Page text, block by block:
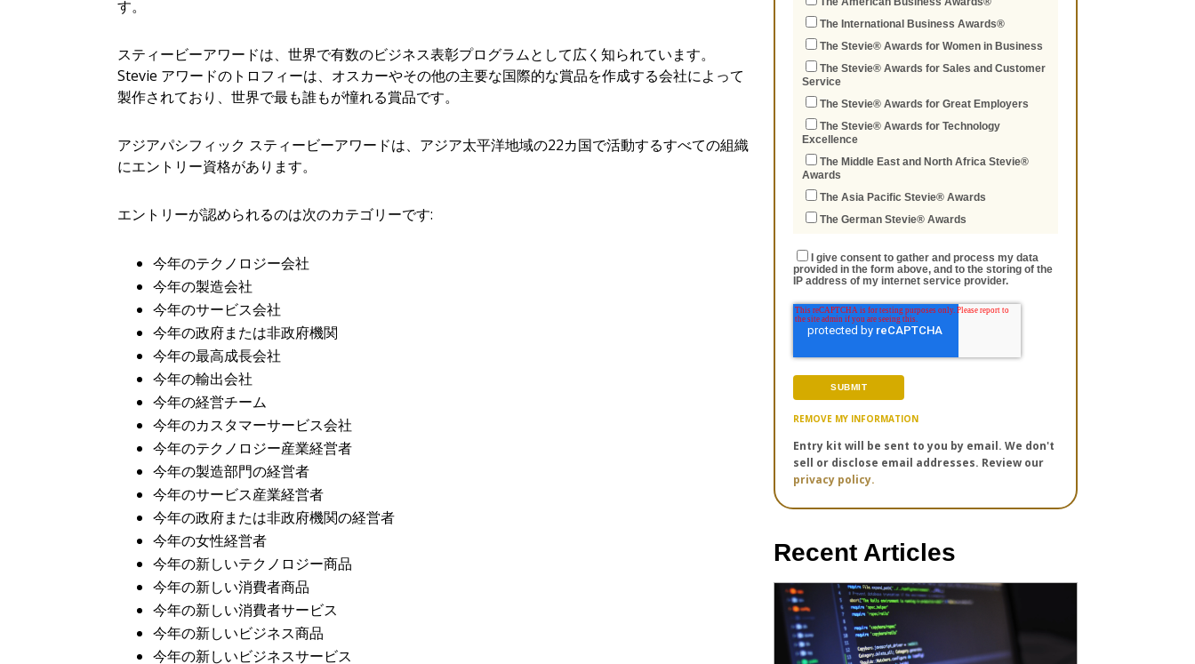
す。
スティービーアワードは、世界で有数のビジネス表彰プログラムとして広く知られています。
Stevie アワードのトロフィーは、オスカーやその他の主要な国際的な賞品を作成する会社によって
製作されており、世界で最も誰もが憧れる賞品です。
アジアパシフィック スティービーアワードは、アジア太平洋地域の22カ国で活動するすべての組織
にエントリー資格があります。
エントリーが認められるのは次のカテゴリーです:
今年のテクノロジー会社
今年の製造会社
今年のサービス会社
今年の政府または非政府機関
今年の最高成長会社
今年の輸出会社
今年の経営チーム
今年のカスタマーサービス会社
今年のテクノロジー産業経営者
今年の製造部門の経営者
今年のサービス産業経営者
今年の政府または非政府機関の経営者
今年の女性経営者
今年の新しいテクノロジー商品
今年の新しい消費者商品
今年の新しい消費者サービス
今年の新しいビジネス商品
今年の新しいビジネスサービス
The International Business Awards®
The Stevie® Awards for Women in Business
The Stevie® Awards for Sales and Customer
Service
The Stevie® Awards for Great Employers
The Stevie® Awards for Technology
Excellence
The Middle East and North Africa Stevie®
Awards
The Asia Pacific Stevie® Awards
The German Stevie® Awards
I give consent to gather and process my data
provided in the form above, and to the storing of the
IP address of my internet service provider.
REMOVE MY INFORMATION
Entry kit will be sent to you by email. We don't
sell or disclose email addresses. Review our
privacy policy.
Recent Articles